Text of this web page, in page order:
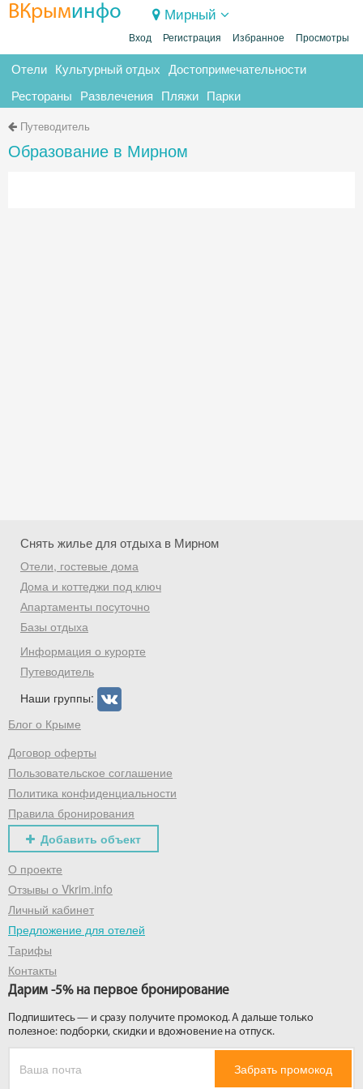
ВКрыминфо Мирный
Вход Регистрация Избранное Просмотры
Отели Культурный отдых Достопримечательности
Рестораны Развлечения Пляжи Парки
Путеводитель
Образование в Мирном
Снять жилье для отдыха в Мирном
Отели, гостевые дома
Дома и коттеджи под ключ
Апартаменты посуточно
Базы отдыха
Информация о курорте
Путеводитель
Наши группы:
Блог о Крыме
Договор оферты
Пользовательское соглашение
Политика конфиденциальности
Правила бронирования
Добавить объект
О проекте
Отзывы о Vkrim.info
Личный кабинет
Предложение для отелей
Тарифы
Контакты
Дарим -5% на первое бронирование
Подпишитесь — и сразу получите промокод. А дальше только
полезное: подборки, скидки и вдохновение на отпуск.
Забрать промокод
Скидка −5%
Хочешь дешевле? Оставь почту и получи
промокод на первое бронирование!